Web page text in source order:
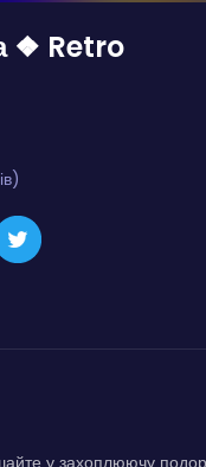
❖ Retro
у захоплюючу